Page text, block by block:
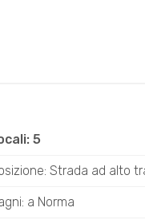
5
Strada ad alto
a Norma